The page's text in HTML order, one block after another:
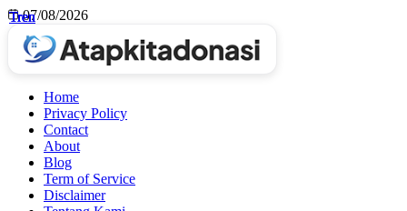
Skip
content
07/08/2026
Home
Privacy Policy
Contact
About
Blog
Term of Service
Disclaimer
Tren
Tren
Tren
Tren